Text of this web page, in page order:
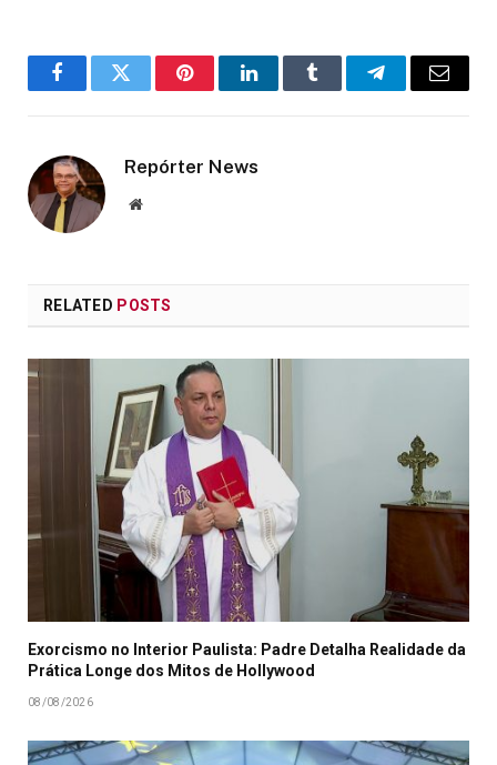
FacebookTwitter PinterestLinkedInTumblr TelegramEmail
Repórter News
Website
RELATED POSTS
Exorcismo no Interior Paulista: Padre Detalha Realidade da
Prática Longe dos Mitos de Hollywood
08/08/2026